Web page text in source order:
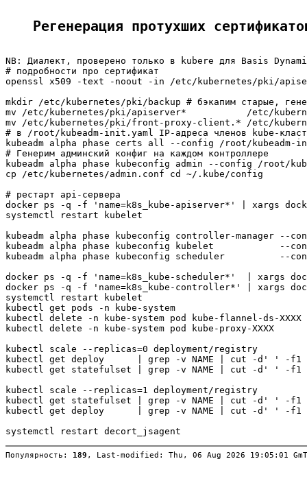
Регенерация протухших
NB: Диалект, проверено только в kubere для Basis
# подробности про сертификат
openssl x509 -text -noout -in /etc/kubernetes/pki/
mkdir /etc/kubernetes/pki/backup # бэкапим старые,
mv /etc/kubernetes/pki/apiserver*           /etc/
mv /etc/kubernetes/pki/front-proxy-client.* /etc/
# в /root/kubeadm-init.yaml IP-адреса членов kube-
kubeadm alpha phase certs all --config /root/kubeadm-
# Генерим админский конфиг на каждом контроллере
kubeadm alpha phase kubeconfig admin --config /root/
cp /etc/kubernetes/admin.conf cd ~/.kube/config
# рестарт api-сервера
docker ps -q -f 'name=k8s_kube-apiserver*' | xargs
systemctl restart kubelet
kubeadm alpha phase kubeconfig controller-manager --
kubeadm alpha phase kubeconfig kubelet            --
kubeadm alpha phase kubeconfig scheduler          --
docker ps -q -f 'name=k8s_kube-scheduler*'  | xargs
docker ps -q -f 'name=k8s_kube-controller*' | xargs
systemctl restart kubelet
kubectl get pods -n kube-system
kubectl delete -n kube-system pod kube-flannel-ds-XXXX
kubectl delete -n kube-system pod kube-proxy-XXXX
kubectl scale --replicas=0 deployment/registry
kubectl get deploy      | grep -v NAME | cut -d' ' -f1 |
kubectl get statefulset | grep -v NAME | cut -d' ' -
kubectl scale --replicas=1 deployment/registry
kubectl get statefulset | grep -v NAME | cut -d' ' -
kubectl get deploy      | grep -v NAME | cut -d' ' -f1 |
Популярность: 189